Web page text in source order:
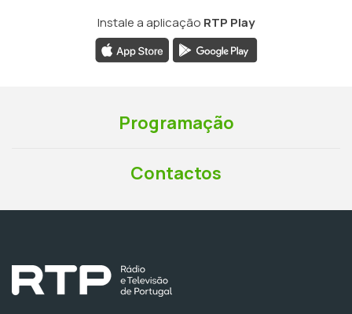
Instale a aplicação RTP Play
Programação
Contactos